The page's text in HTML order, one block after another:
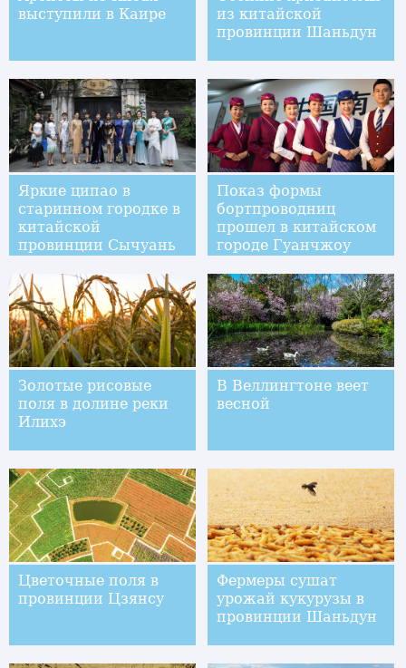
выступили в Каире
из китайской
провинции Шаньдун
Яркие ципао в
старинном городке в
китайской
провинции Сычуань
Показ формы
бортпроводниц
прошел в китайском
городе Гуанчжоу
Золотые рисовые
поля в долине реки
Илихэ
В Веллингтоне веет
весной
Цветочные поля в
провинции Цзянсу
Фермеры сушат
урожай кукурузы в
провинции Шаньдун